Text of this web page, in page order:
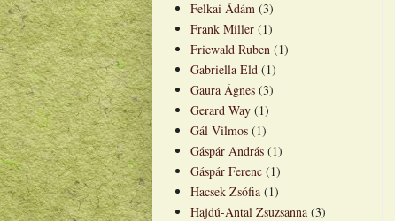
Felkai Ádám (3)
Frank Miller (1)
Friewald Ruben (1)
Gabriella Eld (1)
Gaura Ágnes (3)
Gerard Way (1)
Gál Vilmos (1)
Gáspár András (1)
Gáspár Ferenc (1)
Hacsek Zsófia (1)
Hajdú-Antal Zsuzsanna (3)